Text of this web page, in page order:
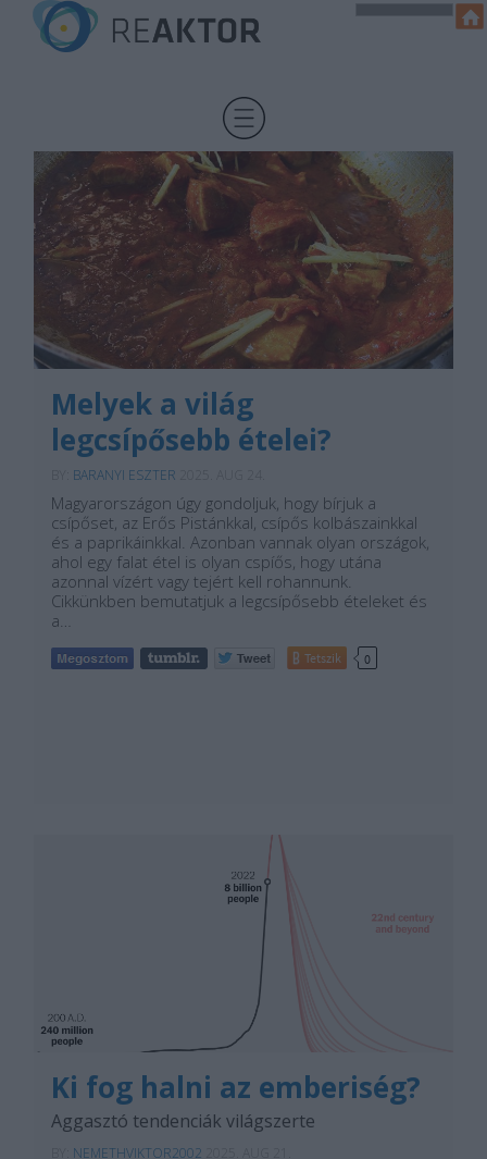
Melyek a világ
legcsípősebb ételei?
BARANYI ESZTER
Magyarországon úgy gondoljuk, hogy bírjuk a
csípőset, az Erős Pistánkkal, csípős kolbászainkkal
és a paprikáinkkal. Azonban vannak olyan országok,
ahol egy falat étel is olyan cspíős, hogy utána
azonnal vízért vagy tejért kell rohannunk.
Cikkünkben bemutatjuk a legcsípősebb ételeket és
a…
Tetszik 0
Ki fog halni az emberiség?
Aggasztó tendenciák világszerte
NEMETHVIKTOR2002